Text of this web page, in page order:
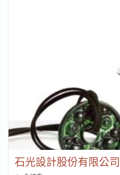
石光設計股份有限公司